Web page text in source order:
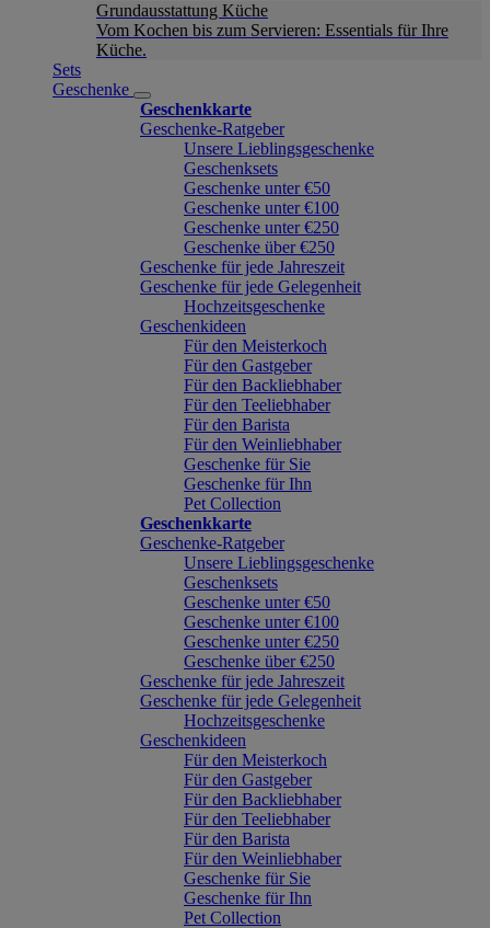
Grundausstattung Küche
Vom Kochen bis zum Servieren: Essentials für Ihre
Küche.
Sets
Geschenke
Geschenkkarte
Geschenke-Ratgeber
Unsere Lieblingsgeschenke
Geschenksets
Geschenke unter €50
Geschenke unter €100
Geschenke unter €250
Geschenke über €250
Geschenke für jede Jahreszeit
Geschenke für jede Gelegenheit
Hochzeitsgeschenke
Geschenkideen
Für den Meisterkoch
Für den Gastgeber
Für den Backliebhaber
Für den Teeliebhaber
Für den Barista
Für den Weinliebhaber
Geschenke für Sie
Geschenke für Ihn
Pet Collection
Geschenkkarte
Geschenke-Ratgeber
Unsere Lieblingsgeschenke
Geschenksets
Geschenke unter €50
Geschenke unter €100
Geschenke unter €250
Geschenke über €250
Geschenke für jede Jahreszeit
Geschenke für jede Gelegenheit
Hochzeitsgeschenke
Geschenkideen
Für den Meisterkoch
Für den Gastgeber
Für den Backliebhaber
Für den Teeliebhaber
Für den Barista
Für den Weinliebhaber
Geschenke für Sie
Geschenke für Ihn
Pet Collection